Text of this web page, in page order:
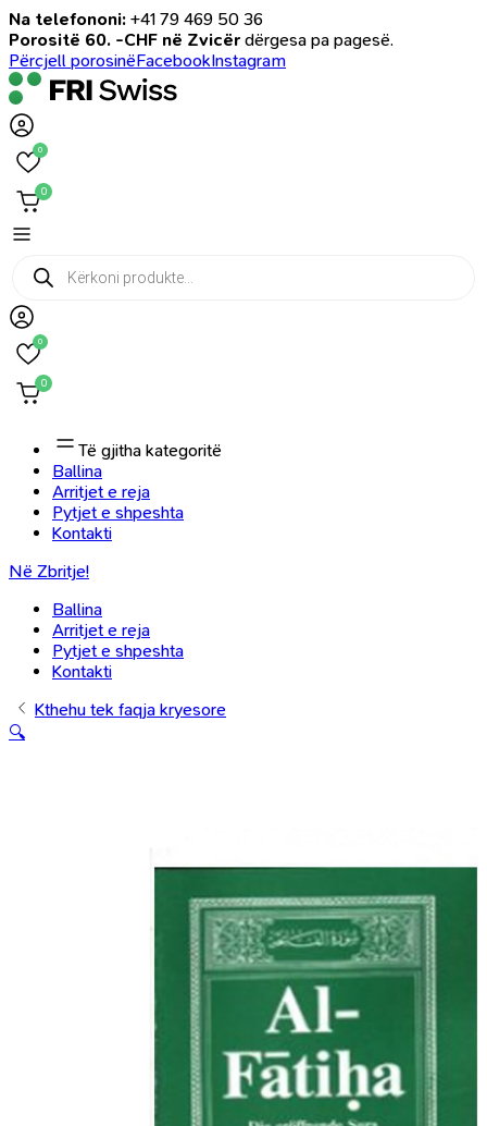
Na telefononi: +41 79 469 50 36
Porositë 60. -CHF në Zvicër dërgesa pa pagesë.
Përcjell porosinëFacebookInstagram
0
0
Products
search
0
0
Të gjitha kategoritë
Ballina
Arritjet e reja
Pytjet e shpeshta
Kontakti
Në Zbritje!
Ballina
Arritjet e reja
Pytjet e shpeshta
Kontakti
Kthehu tek faqja kryesore
🔍